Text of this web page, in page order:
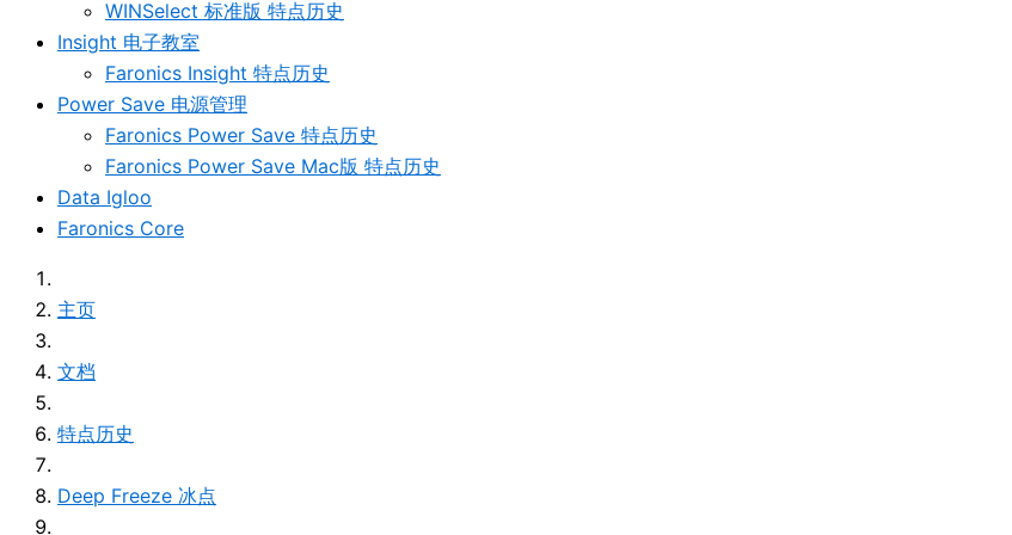
WINSelect 标准版 特点历史
Insight 电子教室
Faronics Insight 特点历史
Power Save 电源管理
Faronics Power Save 特点历史
Faronics Power Save Mac版 特点历史
Data Igloo
Faronics Core
主页
文档
特点历史
Deep Freeze 冰点